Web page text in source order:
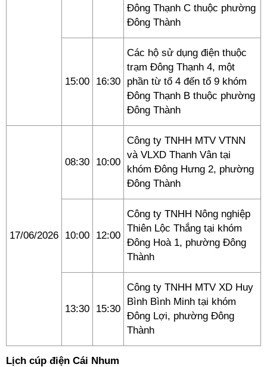
Đông Thạnh C thuộc phường
Đông Thành
15:00 16:30
Các hộ sử dụng điện thuộc
trạm Đông Thạnh 4, một
phần từ tổ 4 đến tổ 9 khóm
Đông Thạnh B thuộc phường
Đông Thành
17/06/2026
08:30 10:00
Công ty TNHH MTV VTNN
và VLXD Thanh Vân tại
khóm Đông Hưng 2, phường
Đông Thành
10:00 12:00
Công ty TNHH Nông nghiệp
Thiên Lộc Thắng tại khóm
Đông Hoà 1, phường Đông
Thành
13:30 15:30
Công ty TNHH MTV XD Huy
Bình Bình Minh tại khóm
Đông Lợi, phường Đông
Thành
Lịch cúp điện Cái Nhum